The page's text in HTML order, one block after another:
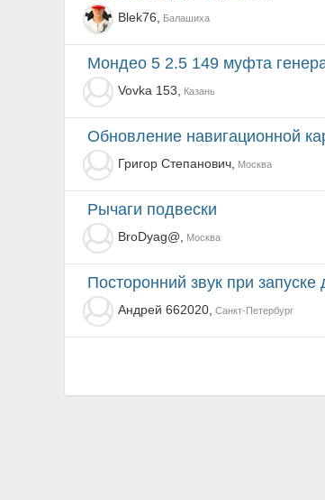
Blek76, Балашиха
Мондео 5 2.5 149 муфта
Vovka 153, Казань
Обновление навигационной
Григор Степанович, Москва
Рычаги подвески
BroDyag@, Москва
Посторонний звук при запуске
Андрей 662020, Санкт-Петербург